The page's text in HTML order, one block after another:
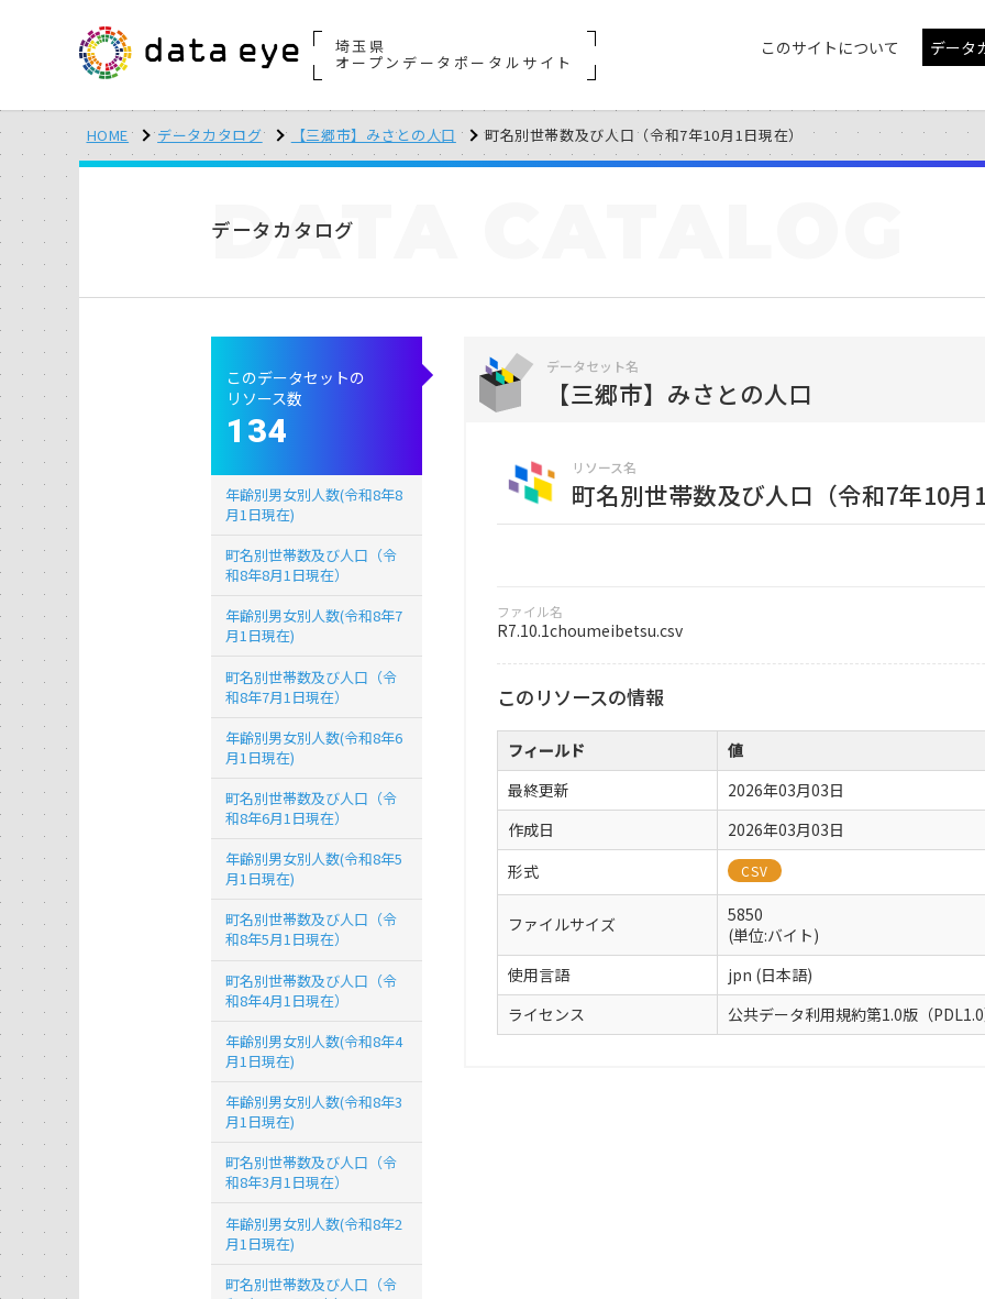
埼玉県
オープンデータポータルサイト
このサイトについて データ
HOME データカタログ 【三郷市】みさとの人口 町名別世帯数及び人口（令和7年10月1日現在）
データカタログ
DATA
データセット名
【三郷市】みさとの人口
リソース名
町名別世帯数及び人口（令和7年10月
ファイル名
R7.10.1choumeibetsu.csv
このリソースの情報
フィールド
値
最終更新
2026年03月03日
作成日
2026年03月03日
形式
CSV
ファイルサイズ
5850
(単位:バイト)
使用言語
jpn (日本語)
ライセンス
公共データ利用規約第1.0版（
このデータセットの
リソース数
134
年齢別男女別人数(令和8年8
月1日現在)
町名別世帯数及び人口（令
和8年8月1日現在）
年齢別男女別人数(令和8年7
月1日現在)
町名別世帯数及び人口（令
和8年7月1日現在）
年齢別男女別人数(令和8年6
月1日現在)
町名別世帯数及び人口（令
和8年6月1日現在）
年齢別男女別人数(令和8年5
月1日現在)
町名別世帯数及び人口（令
和8年5月1日現在）
町名別世帯数及び人口（令
和8年4月1日現在）
年齢別男女別人数(令和8年4
月1日現在)
年齢別男女別人数(令和8年3
月1日現在)
町名別世帯数及び人口（令
和8年3月1日現在）
年齢別男女別人数(令和8年2
月1日現在)
町名別世帯数及び人口（令